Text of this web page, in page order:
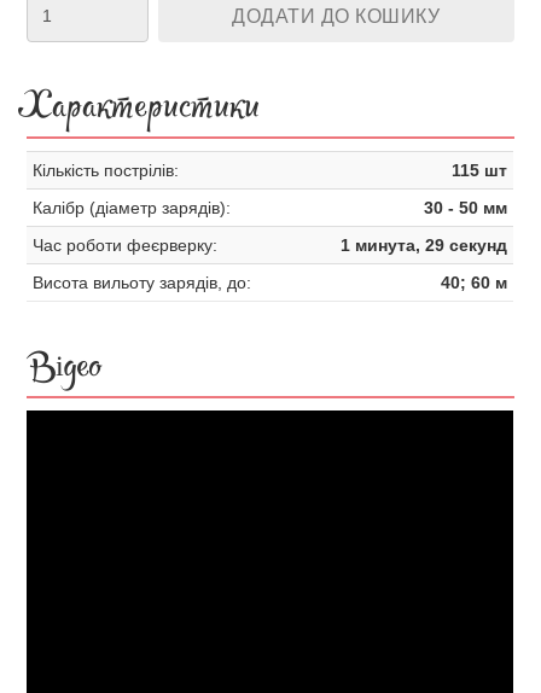
ДОДАТИ ДО КОШИКУ
Характеристики
Кількість пострілів:
115 шт
Калібр (діаметр зарядів):
30 - 50 мм
Час роботи феєрверку:
1 минута, 29 секунд
Висота вильоту зарядів, до:
40; 60 м
Відео